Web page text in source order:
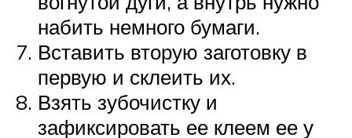
набить немного бумаги.
Вставить вторую заготовку в
первую и склеить их.
Взять зубочистку и
зафиксировать ее клеем ее у